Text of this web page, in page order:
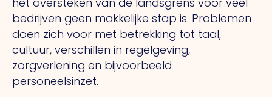
bedrijven geen makkelijke stap is. Problemen
doen zich voor met betrekking tot taal,
cultuur, verschillen in regelgeving,
zorgverlening en bijvoorbeeld
personeelsinzet.